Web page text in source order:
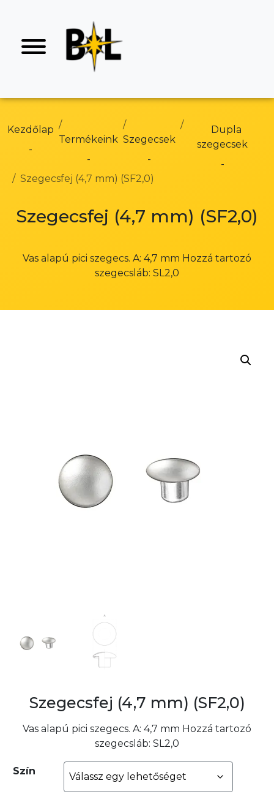
Kezdőlap
Termékeink Szegecsek
Dupla
szegecsek
Szegecsfej (4,7 mm) (SF2,0)
Szegecsfej (4,7 mm) (SF2,0)
Vas alapú pici szegecs. A: 4,7 mm Hozzá tartozó
szegecsláb: SL2,0
Szegecsfej (4,7 mm) (SF2,0)
Vas alapú pici szegecs. A: 4,7 mm Hozzá tartozó
szegecsláb: SL2,0
Szín